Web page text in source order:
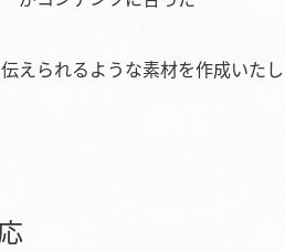
えられるような素材を作成いたし